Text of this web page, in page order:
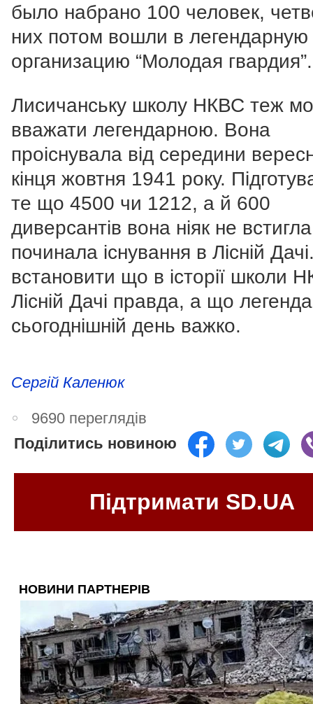
было набрано 100 человек,
них потом вошли в легендарную
организацию “Молодая гвардия”.
Лисичанську школу НКВС теж
вважати легендарною. Вона
проіснувала від середини
кінця жовтня 1941 року.
те що 4500 чи 1212, а й 600
диверсантів вона ніяк не
починала існування в Лісній
встановити що в історії школи
Лісній Дачі правда, а що
сьогоднішній день важко.
Сергій Каленюк
9690 переглядів
Поділитись новиною
Підтримати SD.UA